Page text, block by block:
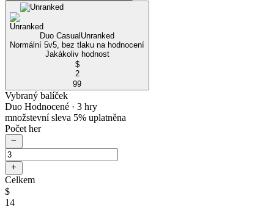
Duo Casual Unranked
Normální 5v5, bez tlaku na hodnocení
Jakákoliv hodnost
$
2
99
Vybraný balíček
Duo Hodnocené · 3 hry
množstevní sleva 5% uplatněna
Počet her
Celkem
$
14